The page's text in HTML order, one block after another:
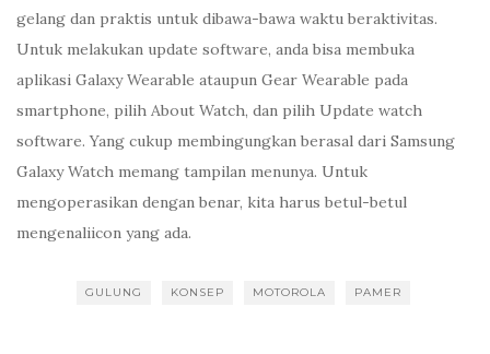
gelang dan praktis untuk dibawa-bawa waktu beraktivitas.
Untuk melakukan update software, anda bisa membuka
aplikasi Galaxy Wearable ataupun Gear Wearable pada
smartphone, pilih About Watch, dan pilih Update watch
software. Yang cukup membingungkan berasal dari Samsung
Galaxy Watch memang tampilan menunya. Untuk
mengoperasikan dengan benar, kita harus betul-betul
mengenaliicon yang ada.
GULUNG KONSEP MOTOROLA PAMER